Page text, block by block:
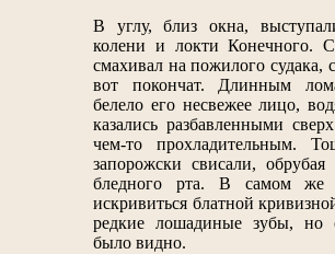
В углу, близ окна,
колени и локти Конечного.
смахивал на пожилого судака,
вот покончат. Длинным
белело его несвежее лицо,
казались разбавленными
чем-то прохладительным.
запорожски свисали,
бледного рта. В самом же
искривиться блатной
редкие лошадиные зубы, но
было видно.